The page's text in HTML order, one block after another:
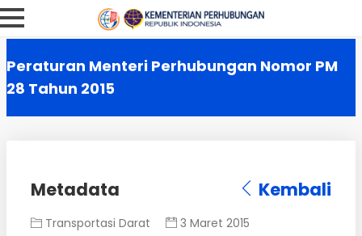
Peraturan Menteri Perhubungan Nomor PM
28 Tahun 2015
Metadata Kembali
Transportasi Darat
3 Maret 2015